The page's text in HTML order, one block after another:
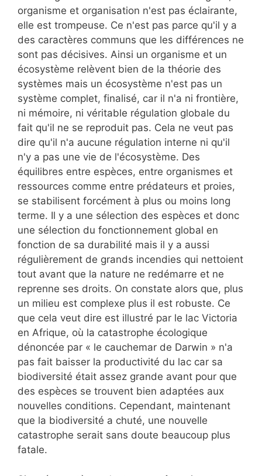
organisme et organisation n'est pas éclairante,
elle est trompeuse. Ce n'est pas parce qu'il y a
des caractères communs que les différences ne
sont pas décisives. Ainsi un organisme et un
écosystème relèvent bien de la théorie des
systèmes mais un écosystème n'est pas un
système complet, finalisé, car il n'a ni frontière,
ni mémoire, ni véritable régulation globale du
fait qu'il ne se reproduit pas. Cela ne veut pas
dire qu'il n'a aucune régulation interne ni qu'il
n'y a pas une vie de l'écosystème. Des
équilibres entre espèces, entre organismes et
ressources comme entre prédateurs et proies,
se stabilisent forcément à plus ou moins long
terme. Il y a une sélection des espèces et donc
une sélection du fonctionnement global en
fonction de sa durabilité mais il y a aussi
régulièrement de grands incendies qui nettoient
tout avant que la nature ne redémarre et ne
reprenne ses droits. On constate alors que, plus
un milieu est complexe plus il est robuste. Ce
que cela veut dire est illustré par le lac Victoria
en Afrique, où la catastrophe écologique
dénoncée par « le cauchemar de Darwin » n'a
pas fait baisser la productivité du lac car sa
biodiversité était assez grande avant pour que
des espèces se trouvent bien adaptées aux
nouvelles conditions. Cependant, maintenant
que la biodiversité a chuté, une nouvelle
catastrophe serait sans doute beaucoup plus
fatale.